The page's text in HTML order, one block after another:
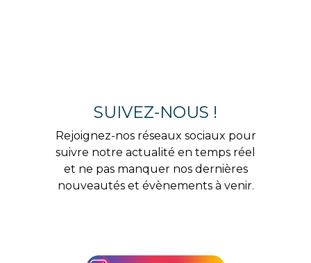
SUIVEZ-NOUS !
Rejoignez-nos réseaux sociaux pour
suivre notre actualité en temps réel
et ne pas manquer nos dernières
nouveautés et évènements à venir.